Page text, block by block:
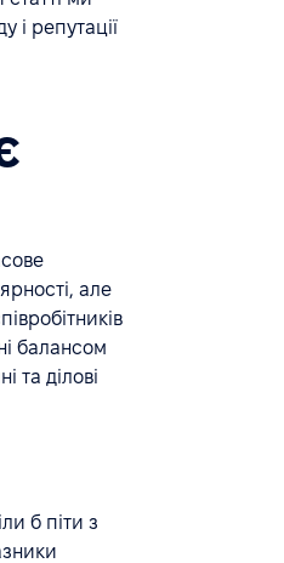
і репутації
але
балансом
та ділові
б піти з